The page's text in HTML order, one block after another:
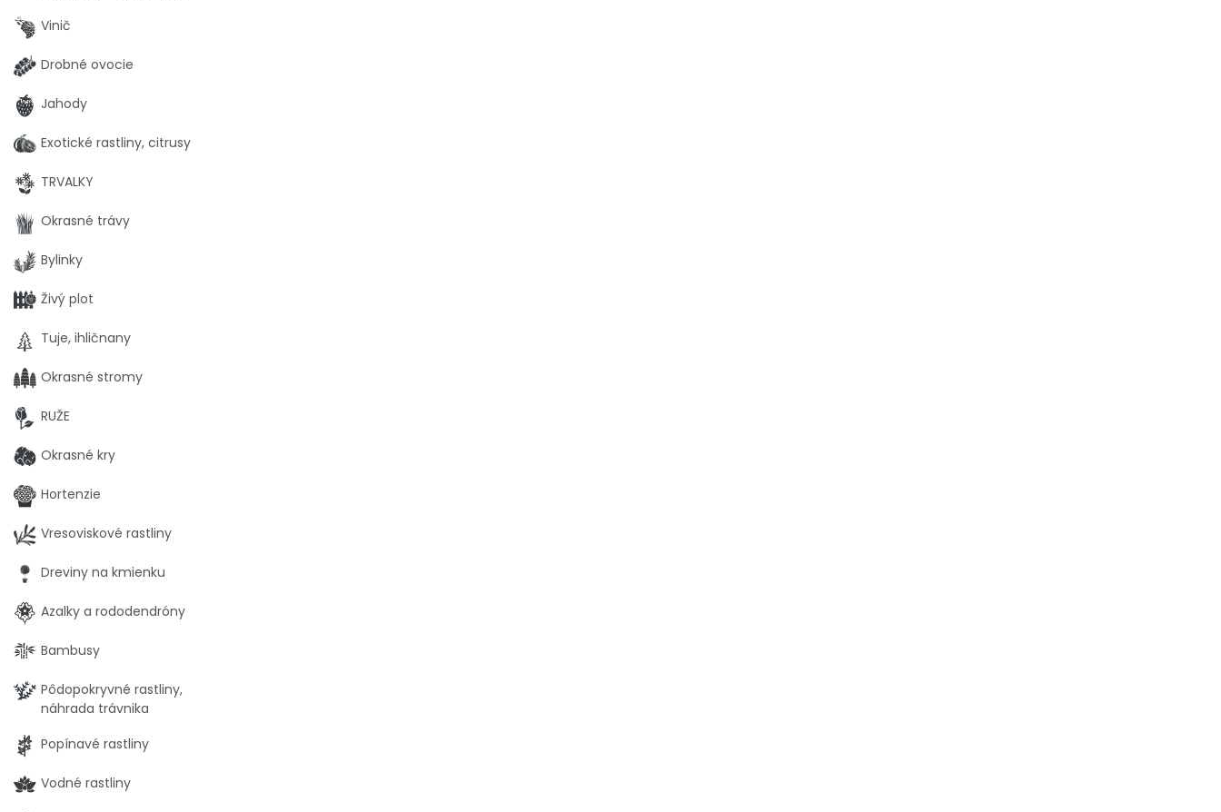
Vinič
Drobné ovocie
Jahody
Exotické rastliny, citrusy
TRVALKY
Okrasné trávy
Bylinky
Živý plot
Tuje, ihličnany
Okrasné stromy
RUŽE
Okrasné kry
Hortenzie
Vresoviskové rastliny
Dreviny na kmienku
Azalky a rododendróny
Bambusy
Pôdopokryvné rastliny,
náhrada trávnika
Popínavé rastliny
Vodné rastliny